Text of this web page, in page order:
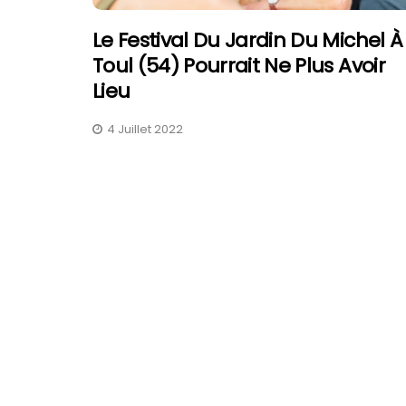
Le Festival Du Jardin Du Michel À
Toul (54) Pourrait Ne Plus Avoir
Lieu
4 Juillet 2022